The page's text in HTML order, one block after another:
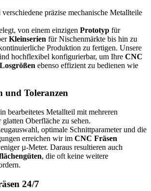
von einem einzigen Prototyp für
Kleinserien für Nischenmärkte bis hin zu
Produktion zu fertigen. Unsere
hochflexibel konfigurierbar, um Ihre CNC
ebenso effizient zu bedienen wie
und Toleranzen
optimale Schnittparameter und die
erreichen wir im CNC Fräsen
µ-Meter. Daraus resultieren auch
, die oft keine weitere
24/7